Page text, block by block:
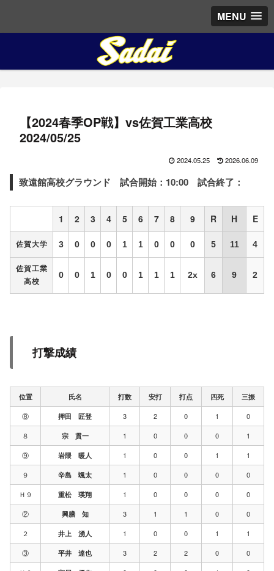
MENU
【2024春季OP戦】vs佐賀工業高校
2024/05/25
2024.05.25 2026.06.09
致遠館高校グラウンド 試合開始：10:00 試合終了：
1 2 3 4 5 6 7 8 9 R H E
佐賀大学 3 0 0 0 1 1 0 0 0 5 11 4
佐賀工業
高校
0 0 1 0 0 1 1 1 2x 6 9 2
打撃成績
位置 氏名 打数 安打 打点 四死 三振
⑧ 押田 匠登 3 2 0 1
0
８
宗 貫一 1 0 0 0
1
⑨
岩隈 暖人 1 0 0 1
1
９
辛島 颯太 1 0 0 0
0
Ｈ９
重松 瑛翔 1 0 0 0
0
②
興膳 知 3 1 1 0
0
２
井上 湧人 1 0 0 1
1
③
平井 達也 3 2 2 0
0